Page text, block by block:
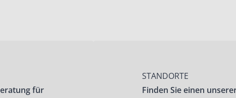
für
STANDORTE
Finden Sie einen